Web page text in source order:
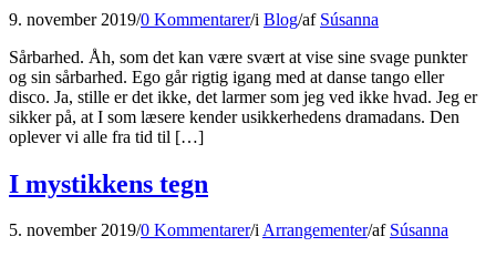
9. november 2019/0 Kommentarer/i Blog/af Súsanna
Sårbarhed. Åh, som det kan være svært at vise sine svage punkter
og sin sårbarhed. Ego går rigtig igang med at danse tango eller
disco. Ja, stille er det ikke, det larmer som jeg ved ikke hvad. Jeg er
sikker på, at I som læsere kender usikkerhedens dramadans. Den
oplever vi alle fra tid til […]
I mystikkens tegn
5. november 2019/0 Kommentarer/iArrangementer/af Súsanna